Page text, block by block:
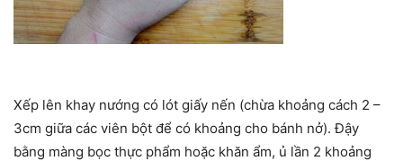
Xếp lên khay nướng có lót giấy nến (chừa khoảng cách 2 –
3cm giữa các viên bột để có khoảng cho bánh nở). Đậy
bằng màng bọc thực phẩm hoặc khăn ẩm, ủ lần 2 khoảng